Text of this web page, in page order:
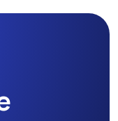
и ковры